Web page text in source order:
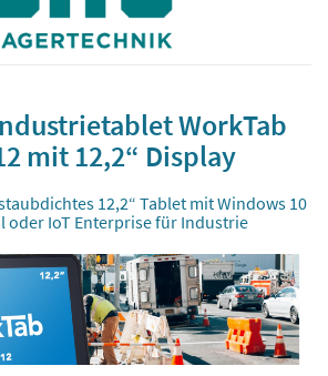
WorkTab
mit 12,2“ Display
12,2“ Tablet mit Windows 10
oder IoT Enterprise für Industrie